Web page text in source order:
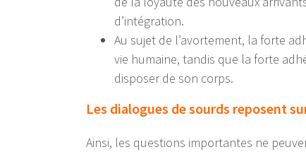
d’intégration.
Au sujet de l’avortement, la forte
vie humaine, tandis que la forte
disposer de son corps.
Les dialogues de sourds reposent
Ainsi, les questions importantes ne